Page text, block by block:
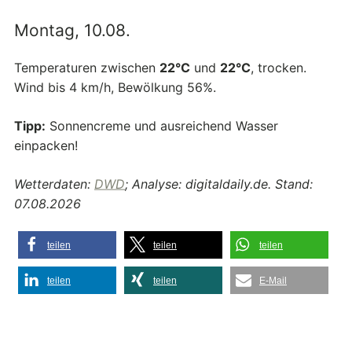
Montag, 10.08.
Temperaturen zwischen 22°C und 22°C, trocken.
Wind bis 4 km/h, Bewölkung 56%.
Tipp: Sonnencreme und ausreichend Wasser
einpacken!
Wetterdaten: DWD; Analyse: digitaldaily.de. Stand:
07.08.2026
teilen teilen teilen
teilen teilen E-Mail